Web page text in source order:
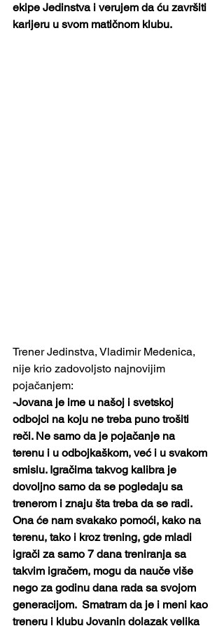
ekipe Jedinstva i verujem da ću završiti
karijeru u svom matičnom klubu.
Trener Jedinstva, Vladimir Medenica,
nije krio zadovoljsto najnovijim
pojačanjem:
-Jovana je ime u našoj i svetskoj
odbojci na koju ne treba puno trošiti
reči. Ne samo da je pojačanje na
terenu i u odbojkaškom, već i u svakom
smislu. Igračima takvog kalibra je
dovoljno samo da se pogledaju sa
trenerom i znaju šta treba da se radi.
Ona će nam svakako pomoći, kako na
terenu, tako i kroz trening, gde mladi
igrači za samo 7 dana treniranja sa
takvim igračem, mogu da nauče više
nego za godinu dana rada sa svojom
generacijom.  Smatram da je i meni kao
treneru i klubu Jovanin dolazak velika